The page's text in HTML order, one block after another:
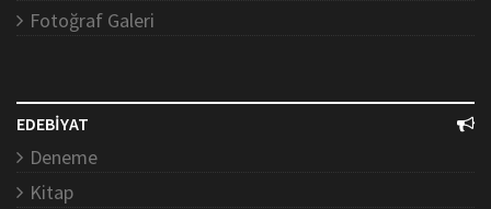
Fotoğraf Galeri
EDEBİYAT
Deneme
Kitap